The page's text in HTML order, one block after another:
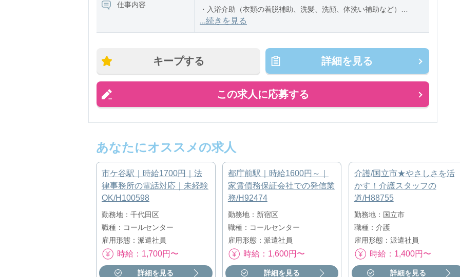
仕事内容
・入浴介助（衣類の着脱補助、洗髪、洗顔、体洗い補助など）
・食事介助（食事摂取のサポート、声掛け、見守り、配膳など）
...続きを見る
キープする 詳細を見る
この求人に応募する
あなたにオススメの求人
市ケ谷駅｜時給1700円｜法
律事務所の電話対応｜未経験
OK/H100598
勤務地：千代田区
職種：コールセンター
雇用形態：派遣社員
時給：1,700円〜
詳細を見る
都庁前駅｜時給1600円～｜
家賃債務保証会社での発信業
務/H92474
勤務地：新宿区
職種：コールセンター
雇用形態：派遣社員
時給：1,600円〜
詳細を見る
介護/国立市★やさしさを活
かす！介護スタッフの
道/H88755
勤務地：国立市
職種：介護
雇用形態：派遣社員
時給：1,400円〜
詳細を見る